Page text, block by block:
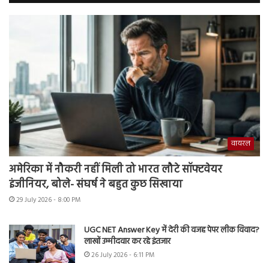
वायरल
अमेरिका में नौकरी नहीं मिली तो भारत लौटे सॉफ्टवेयर
इंजीनियर, बोले- संघर्ष ने बहुत कुछ सिखाया
29 July 2026 - 8:00 PM
UGC NET Answer Key में देरी की वजह पेपर लीक विवाद?
लाखों उम्मीदवार कर रहे इंतजार
26 July 2026 - 6:11 PM